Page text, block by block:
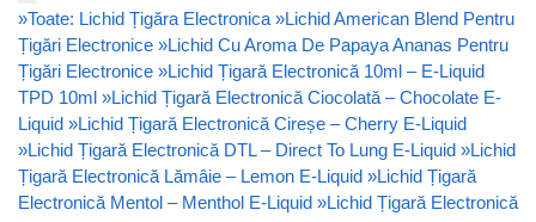
»Toate: Lichid Țigăra Electronica »Lichid American Blend Pentru
Țigări Electronice »Lichid Cu Aroma De Papaya Ananas Pentru
Țigări Electronice »Lichid Țigară Electronică 10ml – E-Liquid
TPD 10ml »Lichid Țigară Electronică Ciocolată – Chocolate E-
Liquid »Lichid Țigară Electronică Cireșe – Cherry E-Liquid
»Lichid Țigară Electronică DTL – Direct To Lung E-Liquid »Lichid
Țigară Electronică Lămâie – Lemon E-Liquid »Lichid Țigară
Electronică Mentol – Menthol E-Liquid »Lichid Țigară Electronică